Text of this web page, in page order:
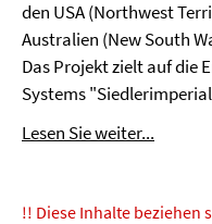
den USA (Northwest
Australien (New South
Das Projekt zielt auf die
Systems
Lesen Sie weiter...
!! Diese Inhalte beziehen